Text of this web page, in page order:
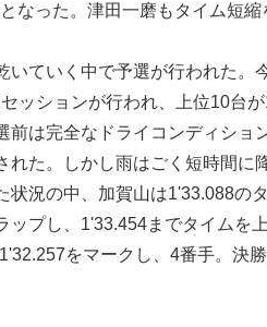
なった。津田一磨もタイム短縮
いていく中で予選が行われた。
ッションが行われ、上位10台
前は完全なドライコンディショ
れた。しかし雨はごく短時間に
状況の中、加賀山は1'33.088の
ップし、1'33.454までタイムを
をマークし、4番手。決